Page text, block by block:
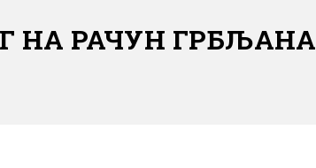
НА РАЧУН ГРБЉАНА